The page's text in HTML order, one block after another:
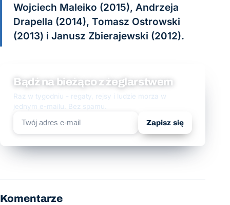
Wojciech Maleiko (2015), Andrzeja
Drapella (2014), Tomasz Ostrowski
(2013) i Janusz Zbierajewski (2012).
Bądź na bieżąco z żeglarstwem
Raz w tygodniu - regaty, rejsy i ludzie morza w
jednym e-mailu. Bez spamu.
Zapisz się
Komentarze